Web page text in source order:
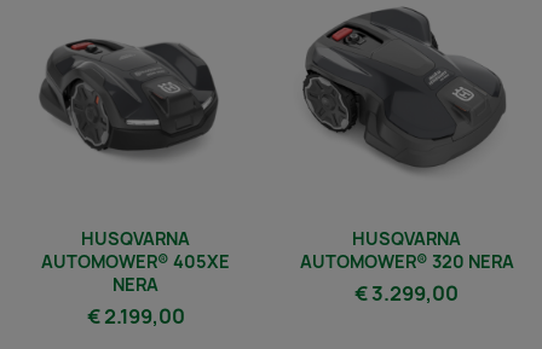
HUSQVARNA
AUTOMOWER® 405XE
NERA
€ 2.199,00
HUSQVARNA
AUTOMOWER® 320 NERA
€ 3.299,00